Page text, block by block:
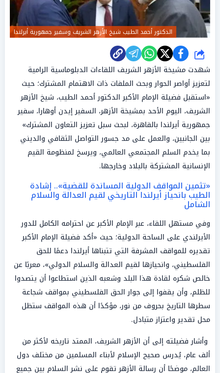
الدكتور أحمد الطيب شيخ الأزهر الشريف وسفير جمهورية أيرلندا
شارك
شهدت مشيخة الأزهر الشريف اللقاءات الدبلوماسية الرامية
لتعزيز أواصر الحوار وبحث الملفات ذات الاهتمام المشترك؛ حيث
«استقبل فضيلة الإمام الأكبر الدكتور أحمد الطيب، شيخ الأزهر
الشريف، اليوم الأحد بمشيخة الأزهر، السفير إيدن أوهارا، سفير
جمهورية أيرلندا بالقاهرة، لبحث سبل تعزيز التعاون المشترك»
بين الجانبين، والعمل على مد جسور التواصل الثقافي والديني
بما يخدم السلم المجتمعي العالمي، ويرسخ لمنظومة القيم
الإنسانية المشتركة بالبلاد وخارجها.
«تثمين المواقف الدولية المساندة للقضية».. إشادة
الطيب بانحياز أيرلندا التاريخي لقيم العدالة والسلام
الشامل
وفي مستهل اللقاء، عبر الإمام الأكبر عن احترامه الكامل للدور
الأيرلندي على الساحة الدولية؛ حيث «أكد فضيلة الإمام الأكبر
تقديره للمواقف المشرفة التي تتبناها أيرلندا دعمًا للحق
الفلسطيني، وانحيازها لقيم العدالة والسلام الدولي»، معربًا عن
خالص شكره لقادة هذا البلد وشعبه الذين استطاعوا أن يتصدوا
للظلم، وأن يقفوا إلى جوار الحق الفلسطيني بمواقف شجاعة
سطرها التاريخ بحروف من نور، مؤكدًا أن هذه المواقف ستظل
محل تقدير واعتزاز متبادل.
وأشار فضيلته إلى أن الأزهر الشريف، الممتد تاريخه لأكثر من
ألف عام، يُدرس صحيح الإسلام لأبناء المسلمين من مختلف دول
العالم، موضحًا أن رسالة الأزهر تقوم على نشر السلام بين جميع